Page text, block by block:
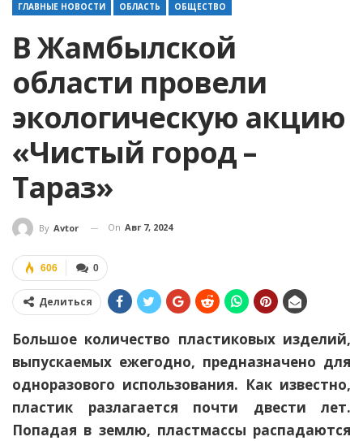
ГЛАВНЫЕ НОВОСТИ ОБЛАСТЬ ОБЩЕСТВО
В Жамбылской
области провели
экологическую акцию
«Чистый город –
Тараз»
By Avtor On Авг 7, 2024
0
606
Делиться
Большое количество пластиковых изделий,
выпускаемых ежегодно, предназначено для
одноразового использования. Как известно,
пластик разлагается почти двести лет.
Попадая в землю, пластмассы распадаются